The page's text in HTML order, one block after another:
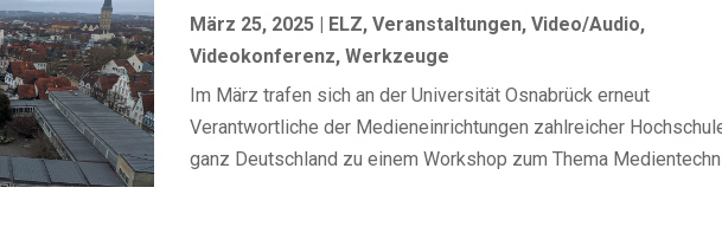
März 25, 2025 | ELZ,Veranstaltungen,Video/Audio,
Videokonferenz,Werkzeuge
Im März trafen sich an der Universität Osnabrück erneut
Verantwortliche der Medieneinrichtungen zahlreicher
ganz Deutschland zu einem Workshop zum Thema